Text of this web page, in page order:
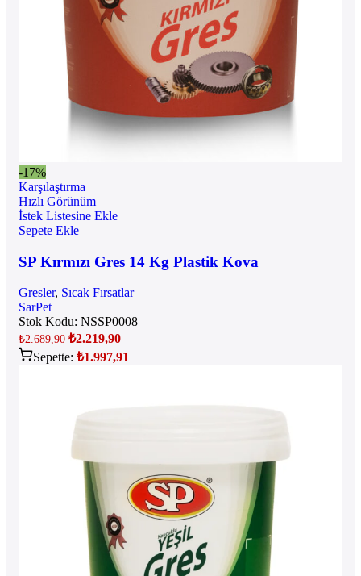
-17%
Karşılaştırma
Hızlı Görünüm
İstek Listesine Ekle
Sepete Ekle
SP Kırmızı Gres 14 Kg Plastik Kova
Gresler, Sıcak Fırsatlar
SarPet
Stok Kodu: NSSP0008
₺2.689,90 ₺2.219,90
Sepette: ₺1.997,91